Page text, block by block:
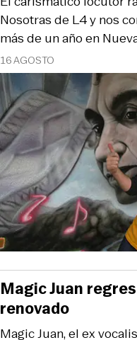
16 AGOSTO
Nosotras de L4 y nos
más de un año en
Magic Juan, el ex
Magic Juan
renovado